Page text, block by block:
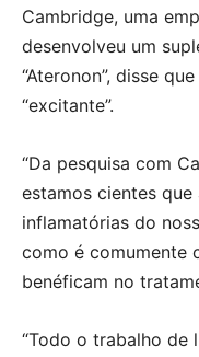
Cambridge, uma
desenvolveu um
“Ateronon”, disse
“excitante”.
“Da pesquisa com
estamos cientes
inflamatórias do
como é comumente
benéficam no
“Todo o trabalho de